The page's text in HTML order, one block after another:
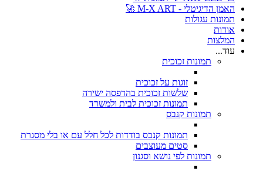
האמן הדיגיטלי - M-X ART 🚀
תמונות עגולות
אודות
המלצות
עוד...
תמונות זכוכית
זוגות על זכוכית
שלשות זכוכית בהדפסה ישירה
תמונות זכוכית לבית ולמשרד
תמונות קנבס
תמונות קנבס בודדות לכל חלל עם או בלי מסגרת
סטים מעוצבים
תמונות לפי נושא וסגנון